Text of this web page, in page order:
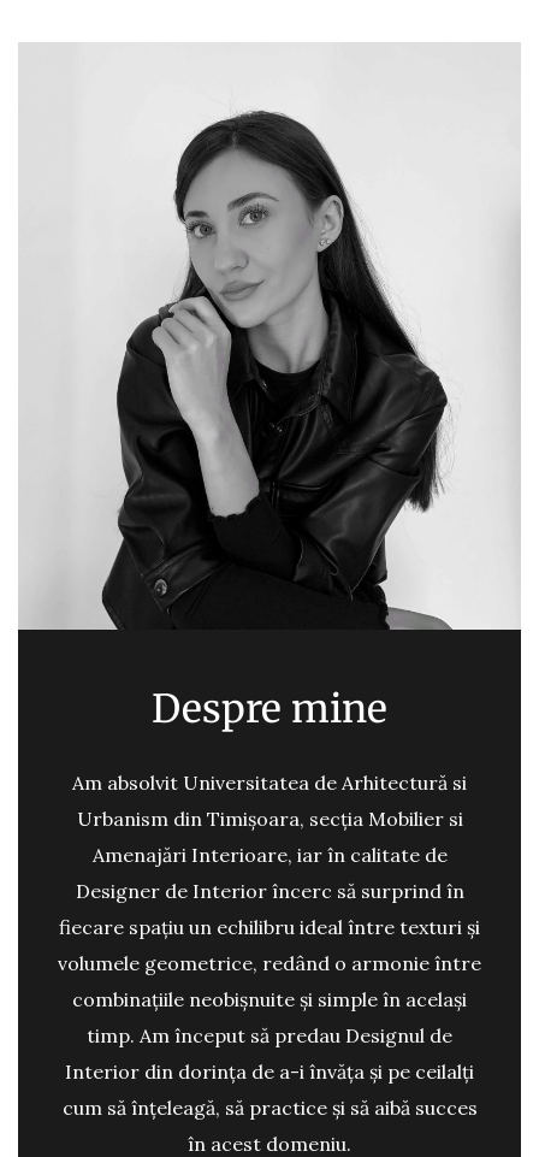
Despre mine
Am absolvit Universitatea de Arhitectură si
Urbanism din Timișoara, secția Mobilier si
Amenajări Interioare, iar în calitate de
Designer de Interior încerc să surprind în
fiecare spațiu un echilibru ideal între texturi și
volumele geometrice, redând o armonie între
combinațiile neobișnuite și simple în același
timp. Am început să predau Designul de
Interior din dorința de a-i învăța și pe ceilalți
cum să înțeleagă, să practice și să aibă succes
în acest domeniu.